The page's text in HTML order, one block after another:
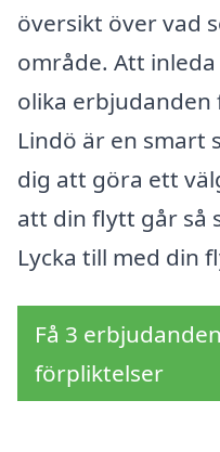
översikt över vad
område. Att
olika
Lindö är en smart
dig att göra ett
att din flytt går så
Lycka till med din
Få 3
förpliktelser